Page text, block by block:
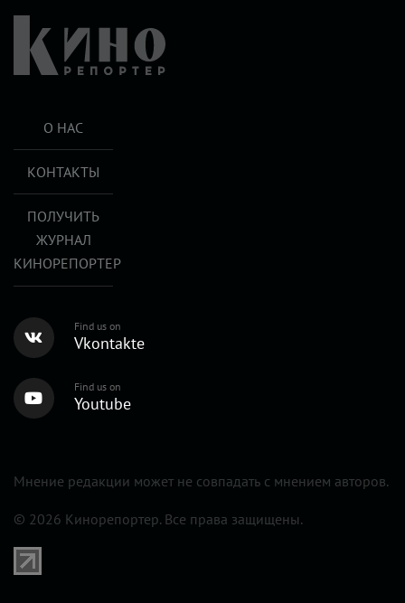
О НАС
КОНТАКТЫ
ПОЛУЧИТЬ
ЖУРНАЛ
КИНОРЕПОРТЕР
Find us on
Vkontakte
Find us on
Youtube
Мнение редакции может не совпадать с мнением авторов.
© 2026 Кинорепортер. Все права защищены.